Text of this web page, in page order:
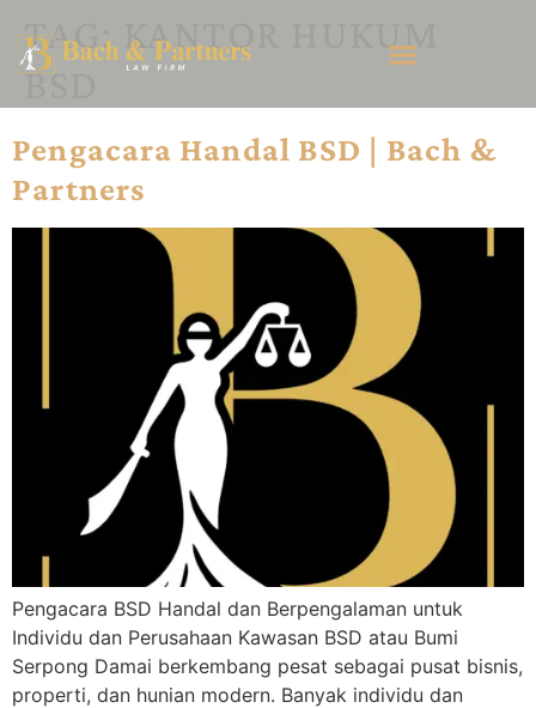
TAG: KANTOR HUKUM
BSD
Pengacara Handal BSD | Bach &
Partners
Pengacara BSD Handal dan Berpengalaman untuk
Individu dan Perusahaan Kawasan BSD atau Bumi
Serpong Damai berkembang pesat sebagai pusat bisnis,
properti, dan hunian modern. Banyak individu dan